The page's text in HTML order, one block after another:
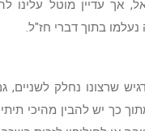
אך עדיין מוטל עלינו
בתוך דברי חז"ל.
שרצונו נחלק לשניים,
כך יש להבין מהיכי